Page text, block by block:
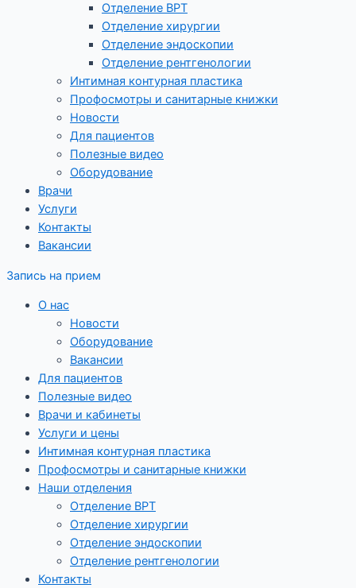
Отделение ВРТ
Отделение хирургии
Отделение эндоскопии
Отделение рентгенологии
Интимная контурная пластика
Профосмотры и санитарные книжки
Новости
Для пациентов
Полезные видео
Оборудование
Врачи
Услуги
Контакты
Вакансии
Запись на прием
О нас
Новости
Оборудование
Вакансии
Для пациентов
Полезные видео
Врачи и кабинеты
Услуги и цены
Интимная контурная пластика
Профосмотры и санитарные книжки
Наши отделения
Отделение ВРТ
Отделение хирургии
Отделение эндоскопии
Отделение рентгенологии
Контакты